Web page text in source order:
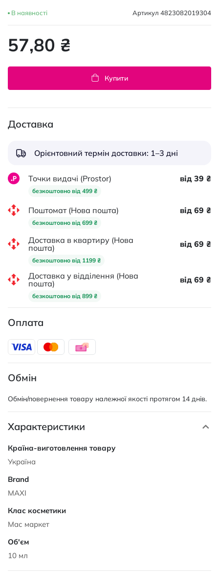
В наявності Артикул 4823082019304
57,80 ₴
Купити
Доставка
Орієнтовний термін доставки: 1–3 дні
Точки видачі (Prostor)
безкоштовно від 499 ₴
від 39 ₴
Поштомат (Нова пошта)
безкоштовно від 699 ₴
від 69 ₴
Доставка в квартиру (Нова
пошта)
безкоштовно від 1199 ₴
від 69 ₴
Доставка у відділення (Нова
пошта)
безкоштовно від 899 ₴
від 69 ₴
Оплата
Обмін
Обмін/повернення товару належної якості протягом 14 днів.
Характеристики
Характеристики
Україна
MAXI
Мас маркет
10 мл